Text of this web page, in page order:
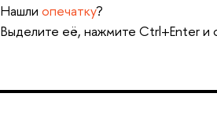
Нашли опечатку?
Выделите её, нажмите Ctrl+Enter и